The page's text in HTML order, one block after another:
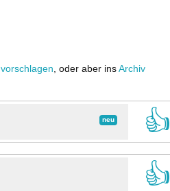
vorschlagen , oder aber ins Archiv
neu
👍
👍